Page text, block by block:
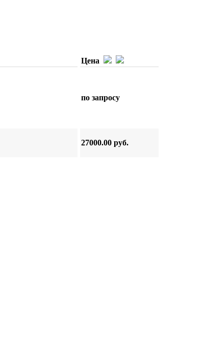
Цена
по запросу
27000.00 руб.